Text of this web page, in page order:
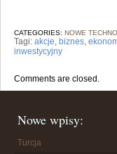
CATEGORIES: NOWE
Tagi: akcje, biznes,
inwestycyjny
Comments are closed.
Nowe wpisy:
Turcja